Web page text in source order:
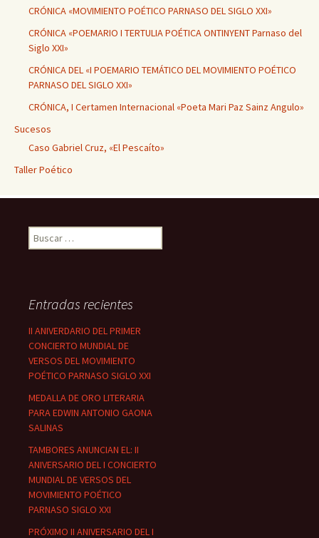
CRÓNICA «MOVIMIENTO POÉTICO PARNASO DEL SIGLO XXI»
CRÓNICA «POEMARIO I TERTULIA POÉTICA ONTINYENT Parnaso del
Siglo XXI»
CRÓNICA DEL «I POEMARIO TEMÁTICO DEL MOVIMIENTO POÉTICO
PARNASO DEL SIGLO XXI»
CRÓNICA, I Certamen Internacional «Poeta Mari Paz Sainz Angulo»
Sucesos
Caso Gabriel Cruz, «El Pescaíto»
Taller Poético
Buscar:
Entradas recientes
II ANIVERDARIO DEL PRIMER
CONCIERTO MUNDIAL DE
VERSOS DEL MOVIMIENTO
POÉTICO PARNASO SIGLO XXI
MEDALLA DE ORO LITERARIA
PARA EDWIN ANTONIO GAONA
SALINAS
TAMBORES ANUNCIAN EL: II
ANIVERSARIO DEL I CONCIERTO
MUNDIAL DE VERSOS DEL
MOVIMIENTO POÉTICO
PARNASO SIGLO XXI
PRÓXIMO II ANIVERSARIO DEL I